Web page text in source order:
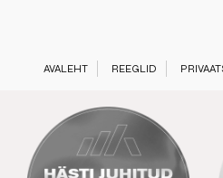
AVALEHT REEGLID